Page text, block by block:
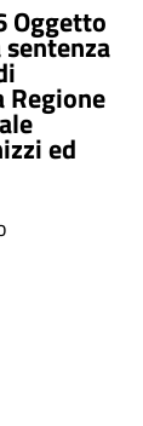
Oggetto
Regione
ed